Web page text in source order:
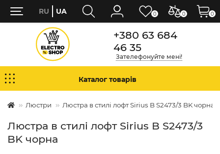
+380 63 684
46 35
Зателефонуйте мені!
Каталог товарів
Люстри Люстра в стилі лофт Sirius B S2473/3 BK чорна
Люстра в стилі лофт Sirius B S2473/3
BK чорна
0 0
RU UA 0